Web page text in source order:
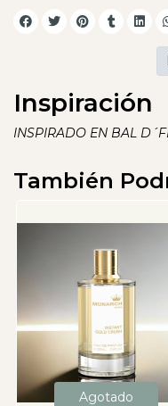
Inspiración
INSPIRADO EN BAL
También
Agotado